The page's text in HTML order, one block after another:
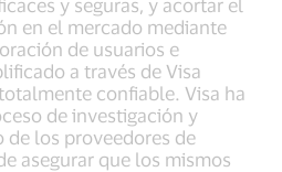
y seguras, y acortar el
en el mercado mediante
de usuarios e
a través de Visa
confiable. Visa ha
de investigación y
de los proveedores de
asegurar que los mismos